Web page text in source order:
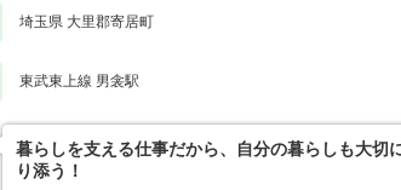
埼玉県 大里郡寄居町
東武東上線 男衾駅
暮らしを支える仕事だから、自分の暮らしも大切
り添う！